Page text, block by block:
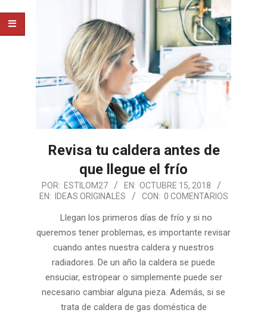
Revisa tu caldera antes de
que llegue el frío
2018-
10-
POR: ESTILOM27 EN: OCTUBRE 15, 2018
EN:
IDEAS ORIGINALES CON: 0 COMENTARIOS
Llegan los primeros días de frío y si no
queremos tener problemas, es importante revisar
cuando antes nuestra caldera y nuestros
radiadores. De un año la caldera se puede
ensuciar, estropear o simplemente puede ser
necesario cambiar alguna pieza. Además, si se
trata de caldera de gas doméstica de